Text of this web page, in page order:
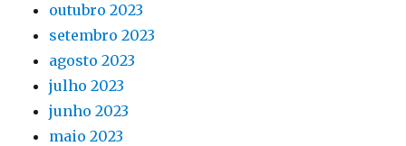
outubro 2023
setembro 2023
agosto 2023
julho 2023
junho 2023
maio 2023